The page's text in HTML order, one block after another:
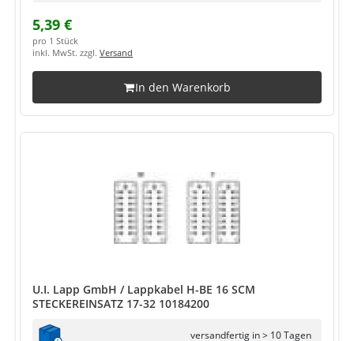
5,39 €
pro 1 Stück
inkl. MwSt. zzgl. Versand
In den Warenkorb
U.I. Lapp GmbH / Lappkabel H-BE 16 SCM
STECKEREINSATZ 17-32 10184200
versandfertig in > 10 Tagen